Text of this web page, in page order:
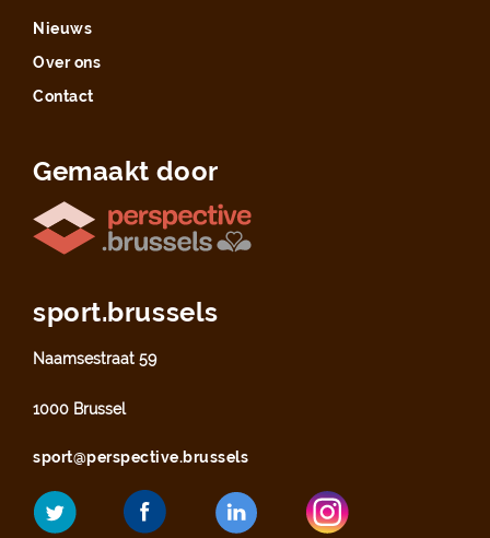
Nieuws
Over ons
Contact
Gemaakt door
sport.brussels
Naamsestraat 59
1000 Brussel
sport@perspective.brussels